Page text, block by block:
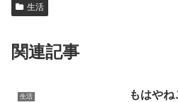
生活
関連記事
生活
もはや